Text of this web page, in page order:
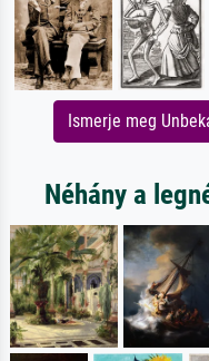
Ismerje meg
Néhány a